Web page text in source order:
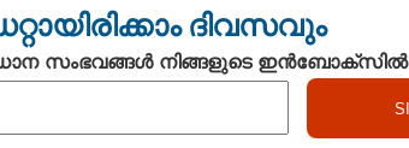
ദിവസവും
സംഭവങ്ങൾ നിങ്ങളുടെ ഇൻബോക്സിൽ